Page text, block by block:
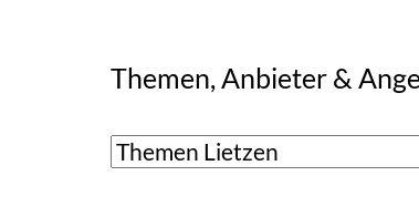
Themen, Anbieter &